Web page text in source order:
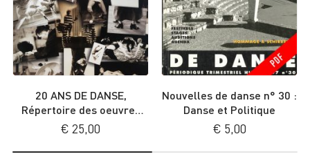
20 ANS DE DANSE,
Répertoire des oeuvres
chorégraphiques créées
en Communauté française
€ 25,00
Nouvelles de danse n° 30 :
Danse et Politique
€ 5,00